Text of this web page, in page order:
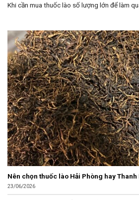
Khi cần mua thuốc lào số lượng lớn để làm
Nên chọn thuốc lào Hải Phòng hay
23/06/2026